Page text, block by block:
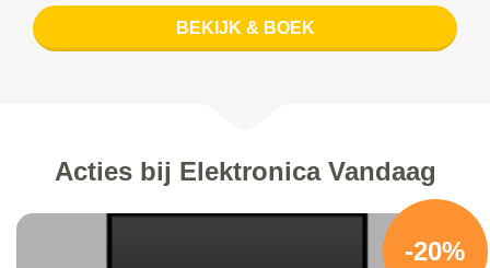
BEKIJK & BOEK
Acties bij Elektronica Vandaag
-20%